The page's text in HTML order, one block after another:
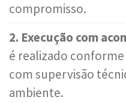
compromisso.
2. Execução com
é realizado
com supervisão
ambiente.